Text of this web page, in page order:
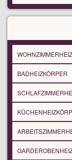
BADHEIZKÖRPER